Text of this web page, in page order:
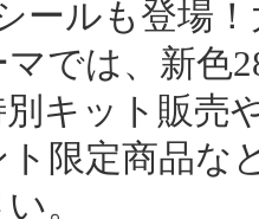
ールも登場
では、新色
キット販売
限定商品な
。